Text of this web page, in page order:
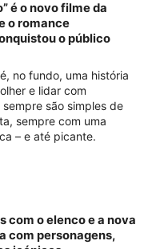
é o novo filme da
o romance
o público
no fundo, uma história
e lidar com
são simples de
sempre com uma
– e até picante.
com o elenco e a nova
com personagens,